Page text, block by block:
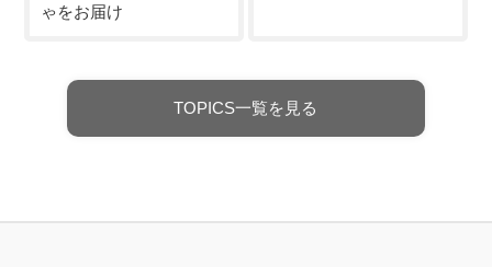
ゃをお届け
TOPICS一覧を見る